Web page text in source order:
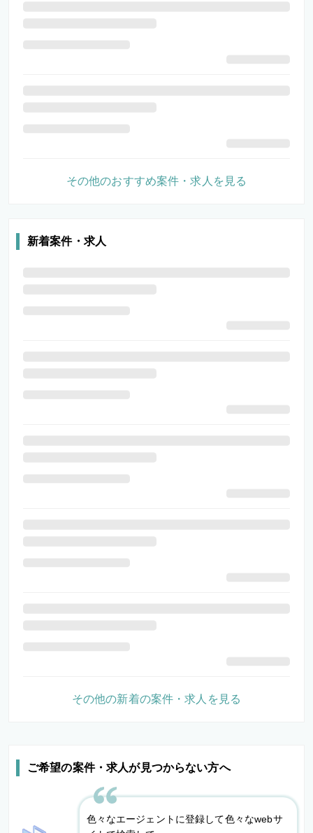
ご希望の案件・求人が見つからない方へ
色々なエージェントに登録して色々なwebサ
その他のおすすめ案件・求人を見る
新着案件・求人
その他の新着の案件・求人を見る